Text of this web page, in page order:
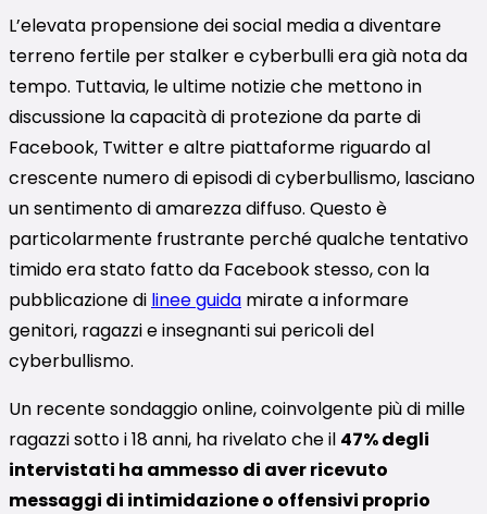
L’elevata propensione dei social media a diventare
terreno fertile per stalker e cyberbulli era già nota da
tempo. Tuttavia, le ultime notizie che mettono in
discussione la capacità di protezione da parte di
Facebook, Twitter e altre piattaforme riguardo al
crescente numero di episodi di cyberbullismo, lasciano
un sentimento di amarezza diffuso. Questo è
particolarmente frustrante perché qualche tentativo
timido era stato fatto da Facebook stesso, con la
pubblicazione di linee guida mirate a informare
genitori, ragazzi e insegnanti sui pericoli del
cyberbullismo.
Un recente sondaggio online, coinvolgente più di mille
ragazzi sotto i 18 anni, ha rivelato che il 47% degli
intervistati ha ammesso di aver ricevuto
messaggi di intimidazione o offensivi proprio